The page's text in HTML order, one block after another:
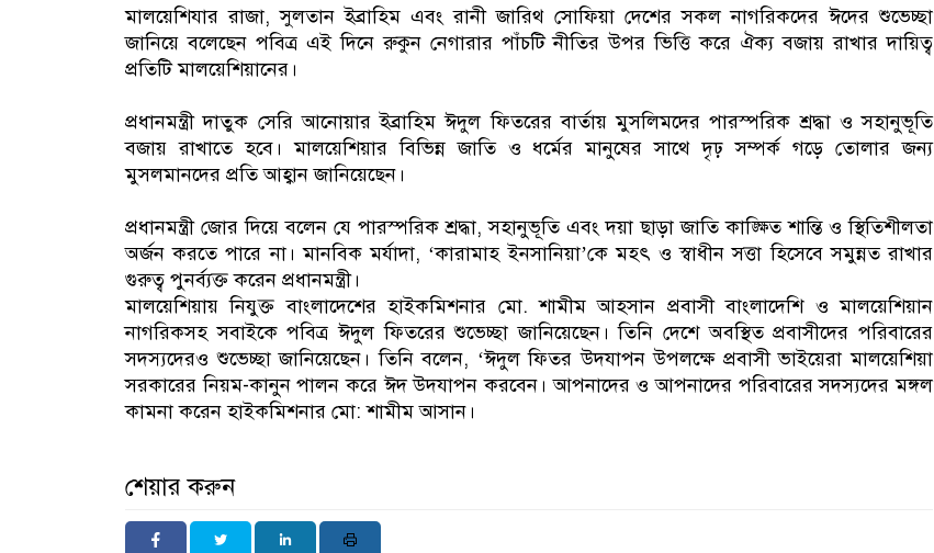
মালয়েশিযার রাজা, সুলতান ইব্রাহিম এবং রানী জারিথ সোফিয়া দেশের সকল নাগরিকদের ঈদের শুভেচ্ছা
জানিয়ে বলেছেন পবিত্র এই দিনে রুকুন নেগারার পাঁচটি নীতির উপর ভিত্তি করে ঐক্য বজায় রাখার দায়িত্ব
প্রতিটি মালয়েশিয়ানের।
প্রধানমন্ত্রী দাতুক সেরি আনোয়ার ইব্রাহিম ঈদুল ফিতরের বার্তায় মুসলিমদের পারস্পরিক শ্রদ্ধা ও সহানুভূতি
বজায় রাখাতে হবে। মালয়েশিয়ার বিভিন্ন জাতি ও ধর্মের মানুষের সাথে দৃঢ় সম্পর্ক গড়ে তোলার জন্য
মুসলমানদের প্রতি আহ্বান জানিয়েছেন।
প্রধানমন্ত্রী জোর দিয়ে বলেন যে পারস্পরিক শ্রদ্ধা, সহানুভূতি এবং দয়া ছাড়া জাতি কাঙ্ক্ষিত শান্তি ও স্থিতিশীলতা
অর্জন করতে পারে না। মানবিক মর্যাদা, ‘কারামাহ ইনসানিয়া’কে মহৎ ও স্বাধীন সত্তা হিসেবে সমুন্নত রাখার
গুরুত্ব পুনর্ব্যক্ত করেন প্রধানমন্ত্রী।
মালয়েশিয়ায় নিযুক্ত বাংলাদেশের হাইকমিশনার মো. শামীম আহসান প্রবাসী বাংলাদেশি ও মালয়েশিয়ান
নাগরিকসহ সবাইকে পবিত্র ঈদুল ফিতরের শুভেচ্ছা জানিয়েছেন। তিনি দেশে অবস্থিত প্রবাসীদের পরিবারের
সদস্যদেরও শুভেচ্ছা জানিয়েছেন। তিনি বলেন, ‘ঈদুল ফিতর উদযাপন উপলক্ষে প্রবাসী ভাইয়েরা মালয়েশিয়া
সরকারের নিয়ম-কানুন পালন করে ঈদ উদযাপন করবেন। আপনাদের ও আপনাদের পরিবারের সদস্যদের মঙ্গল
কামনা করেন হাইকমিশনার মো: শামীম আসান।
শেয়ার করুন